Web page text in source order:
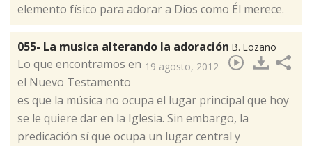
elemento físico para adorar a Dios como Él merece.​
055- La musica alterando la adoración B. Lozano
19 agosto, 2012
​Lo que encontramos en
el Nuevo Testamento
es que la música no ocupa el lugar principal que hoy
se le quiere dar en la Iglesia. Sin embargo, la
predicación sí que ocupa un lugar central y